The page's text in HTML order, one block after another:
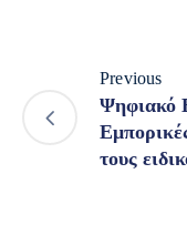
Previous
Ψηφιακό
τους